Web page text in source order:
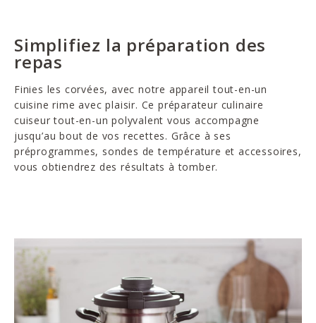
Simplifiez la préparation des
repas
Finies les corvées, avec notre appareil tout-en-un
cuisine rime avec plaisir. Ce préparateur culinaire
cuiseur tout-en-un polyvalent vous accompagne
jusqu’au bout de vos recettes. Grâce à ses
préprogrammes, sondes de température et accessoires,
vous obtiendrez des résultats à tomber.